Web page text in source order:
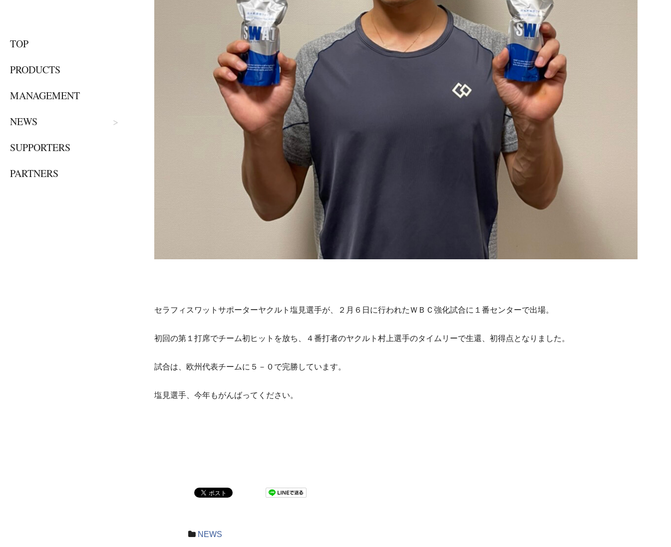
TOP
PRODUCTS
MANAGEMENT
NEWS
SUPPORTERS
PARTNERS
セラフィスワットサポーターヤクルト塩見選手が、２月６日に行われたＷＢＣ強化試合に１番センターで出場。
初回の第１打席でチーム初ヒットを放ち、４番打者のヤクルト村上選手のタイムリーで生還、初得点となりました。
試合は、欧州代表チームに５－０で完勝しています。
塩見選手、今年もがんばってください。
NEWS